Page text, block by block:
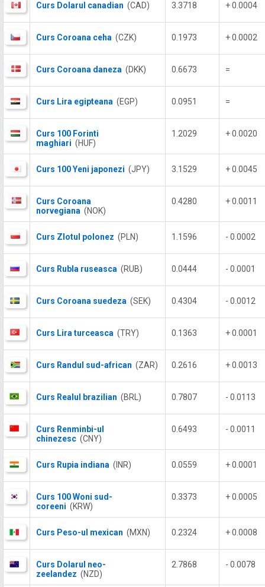
Curs Dolarul canadian (CAD) 3.3718 + 0.0004
Curs Coroana ceha (CZK) 0.1973 + 0.0002
Curs Coroana daneza (DKK) 0.6673 =
Curs Lira egipteana (EGP) 0.0951 =
Curs 100 Forinti
maghiari (HUF)
1.2029 + 0.0020
Curs 100 Yeni japonezi (JPY) 3.1529 + 0.0045
Curs Coroana
norvegiana (NOK)
0.4280 + 0.0011
Curs Zlotul polonez (PLN) 1.1596 - 0.0002
Curs Rubla ruseasca (RUB) 0.0444 - 0.0001
Curs Coroana suedeza (SEK) 0.4304 - 0.0012
Curs Lira turceasca (TRY) 0.1363 + 0.0001
Curs Randul sud-african (ZAR) 0.2616 + 0.0013
Curs Realul brazilian (BRL) 0.7807 - 0.0113
Curs Renminbi-ul
chinezesc (CNY)
0.6493 - 0.0011
Curs Rupia indiana (INR) 0.0559 + 0.0001
Curs 100 Woni sud-
coreeni (KRW)
0.3373 + 0.0005
Curs Peso-ul mexican (MXN) 0.2324 + 0.0008
Curs Dolarul neo-
zeelandez (NZD)
2.7868 - 0.0078